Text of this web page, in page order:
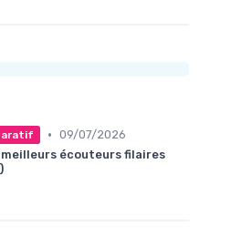
• 09/07/2026
meilleurs écouteurs filaires